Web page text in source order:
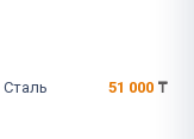
Сталь 51 000 ₸